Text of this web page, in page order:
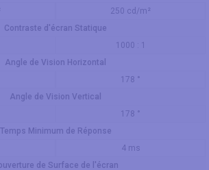
250 cd/m²
Contraste d'écran Statique
1000 : 1
Angle de Vision Horizontal
178 °
Angle de Vision Vertical
178 °
Temps Minimum de Réponse
4 ms
de Surface de l'écran